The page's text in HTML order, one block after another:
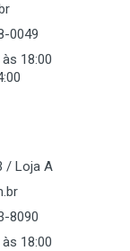
0049
18:00
/ Loja A
8090
18:00